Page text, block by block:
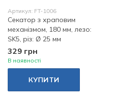
Артикул: FT-1006
Секатор з храповим
механізмом, 180 мм, лезо:
SK5, різ: Ø 25 мм
329 грн
В наявності
КУПИТИ